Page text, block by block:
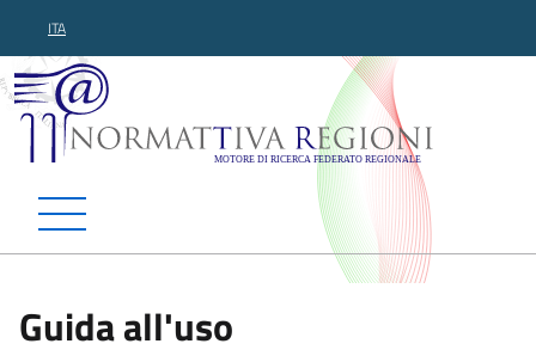
ITA
Normattiva Regioni -
Guida all'uso